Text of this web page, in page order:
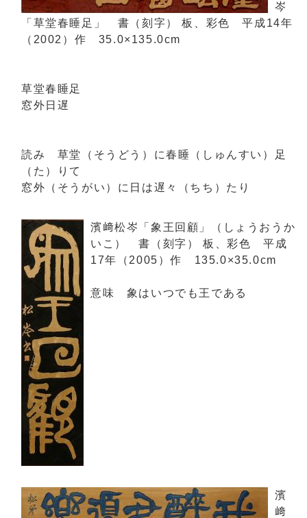
岑
「草堂春睡足」 書（刻字） 板、彩色 平成14年
（2002）作 35.0×135.0cm
草堂春睡足
窓外日遅
読み 草堂（そうどう）に春睡（しゅんすい）足
（た）りて
窓外（そうがい）に日は遅々（ちち）たり
濱﨑松岑「象王回顧」（しょうおうか
いこ） 書（刻字） 板、彩色 平成
17年（2005）作 135.0×35.0cm
意味 象はいつでも王である
濱
﨑